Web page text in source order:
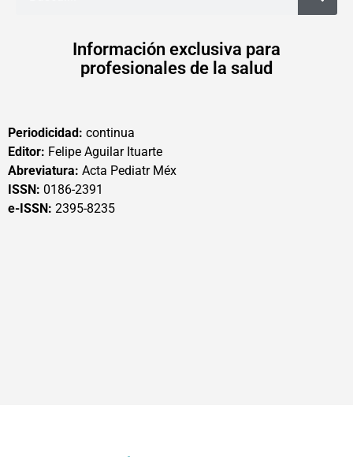
Información exclusiva para
profesionales de la salud
Periodicidad: continua
Editor: Felipe Aguilar Ituarte
Abreviatura: Acta Pediatr Méx
ISSN: 0186-2391
e-ISSN: 2395-8235